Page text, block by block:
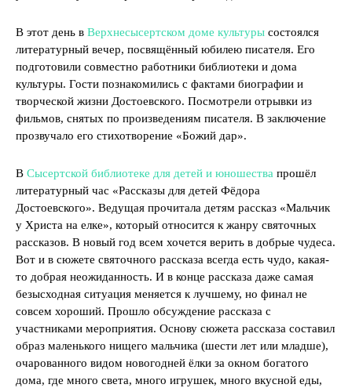
В этот день в Верхнесысертском доме культуры состоялся
литературный вечер, посвящённый юбилею писателя. Его
подготовили совместно работники библиотеки и дома
культуры. Гости познакомились с фактами биографии и
творческой жизни Достоевского. Посмотрели отрывки из
фильмов, снятых по произведениям писателя. В заключение
прозвучало его стихотворение «Божий дар».
В Сысертской библиотеке для детей и юношества прошёл
литературный час «Рассказы для детей Фёдора
Достоевского». Ведущая прочитала детям рассказ «Мальчик
у Христа на елке», который относится к жанру святочных
рассказов. В новый год всем хочется верить в добрые чудеса.
Вот и в сюжете святочного рассказа всегда есть чудо, какая-
то добрая неожиданность. И в конце рассказа даже самая
безысходная ситуация меняется к лучшему, но финал не
совсем хороший. Прошло обсуждение рассказа с
участниками мероприятия. Основу сюжета рассказа составил
образ маленького нищего мальчика (шести лет или младше),
очарованного видом новогодней ёлки за окном богатого
дома, где много света, много игрушек, много вкусной еды,